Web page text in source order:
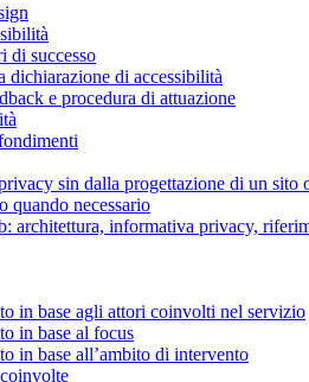
di successo
dichiarazione di accessibilità
e procedura di attuazione
sin dalla progettazione di un sito
quando necessario
architettura, informativa privacy,
in base agli attori coinvolti nel servizio
in base al focus
in base all’ambito di intervento